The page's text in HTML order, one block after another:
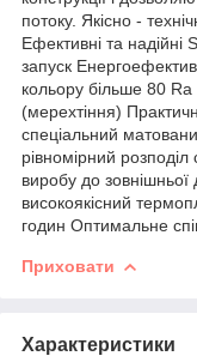
потоку. Якісно -
Ефективні та
запуск
кольору більше 80 Ra
(мерехтіння)
спеціальний
рівномірний розподіл
виробу до зовнішньої
високоякісний
годин Оптимальне
Приховати
Характеристики